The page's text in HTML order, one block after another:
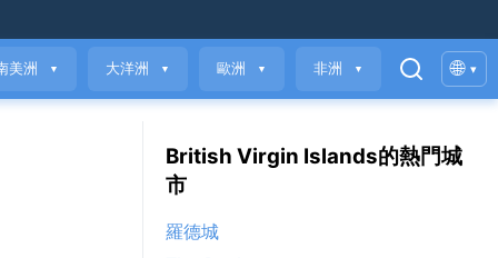
美洲 ▼ 大洋洲 ▼ 歐洲 ▼ 非洲 ▼ 🌐 ▾
British Virgin Islands的熱門城
市
羅德城